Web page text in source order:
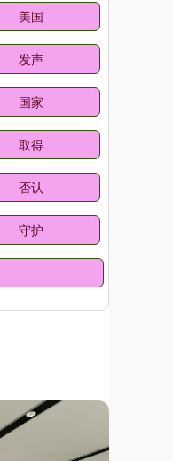
美国
发声
国家
取得
否认
守护